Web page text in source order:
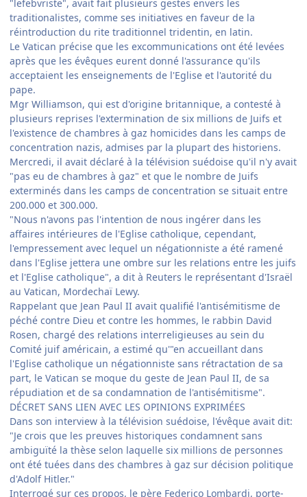
"lefebvriste", avait fait plusieurs gestes envers les
traditionalistes, comme ses initiatives en faveur de la
réintroduction du rite traditionnel tridentin, en latin.
Le Vatican précise que les excommunications ont été levées
après que les évêques eurent donné l'assurance qu'ils
acceptaient les enseignements de l'Eglise et l'autorité du
pape.
Mgr Williamson, qui est d'origine britannique, a contesté à
plusieurs reprises l'extermination de six millions de Juifs et
l'existence de chambres à gaz homicides dans les camps de
concentration nazis, admises par la plupart des historiens.
Mercredi, il avait déclaré à la télévision suédoise qu'il n'y avait
"pas eu de chambres à gaz" et que le nombre de Juifs
exterminés dans les camps de concentration se situait entre
200.000 et 300.000.
"Nous n'avons pas l'intention de nous ingérer dans les
affaires intérieures de l'Eglise catholique, cependant,
l'empressement avec lequel un négationniste a été ramené
dans l'Eglise jettera une ombre sur les relations entre les juifs
et l'Eglise catholique", a dit à Reuters le représentant d'Israël
au Vatican, Mordechaï Lewy.
Rappelant que Jean Paul II avait qualifié l'antisémitisme de
péché contre Dieu et contre les hommes, le rabbin David
Rosen, chargé des relations interreligieuses au sein du
Comité juif américain, a estimé qu'"en accueillant dans
l'Eglise catholique un négationniste sans rétractation de sa
part, le Vatican se moque du geste de Jean Paul II, de sa
répudiation et de sa condamnation de l'antisémitisme".
DÉCRET SANS LIEN AVEC LES OPINIONS EXPRIMÉES
Dans son interview à la télévision suédoise, l'évêque avait dit:
"Je crois que les preuves historiques condamnent sans
ambiguïté la thèse selon laquelle six millions de personnes
ont été tuées dans des chambres à gaz sur décision politique
d'Adolf Hitler."
Interrogé sur ces propos, le père Federico Lombardi, porte-